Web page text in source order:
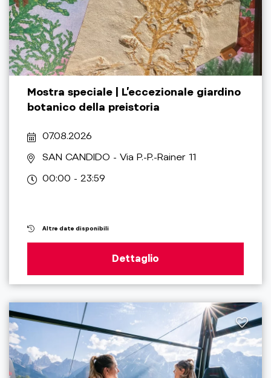
Mostra speciale | L’eccezionale giardino
botanico della preistoria
07.08.2026
SAN CANDIDO - Via P.-P.-Rainer 11
00:00 - 23:59
Altre date disponibili
Dettaglio